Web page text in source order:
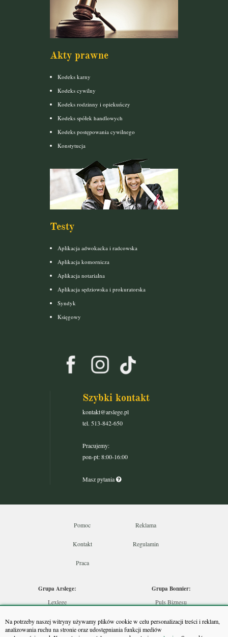
Na potrzeby naszej witryny używamy plików cookie w celu personalizacji treści i reklam,
analizowania ruchu na stronie oraz udostępniania funkcji mediów
Akty prawne
Kodeks karny
Kodeks cywilny
Kodeks rodzinny i opiekuńczy
Kodeks spółek handlowych
Kodeks postępowania cywilnego
Konstytucja
Testy
Aplikacja adwokacka i radcowska
Aplikacja komornicza
Aplikacja notarialna
Aplikacja sędziowska i prokuratorska
Syndyk
Księgowy
Szybki kontakt
kontakt@arslege.pl
tel. 513-842-650
Pracujemy:
pon-pt: 8:00-16:00
Masz pytania
Pomoc Reklama
Kontakt Regulamin
Praca
Grupa Arslege:
Lexlege
Skarbowcy
Grupa Bonnier:
Puls Biznesu
Puls Medycyny